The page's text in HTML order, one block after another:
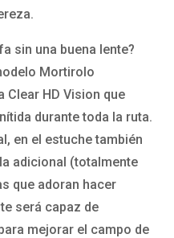
sin una buena lente?
Mortirolo
HD Vision que
durante toda la ruta.
en el estuche también
adicional (totalmente
que adoran hacer
será capaz de
mejorar el campo de